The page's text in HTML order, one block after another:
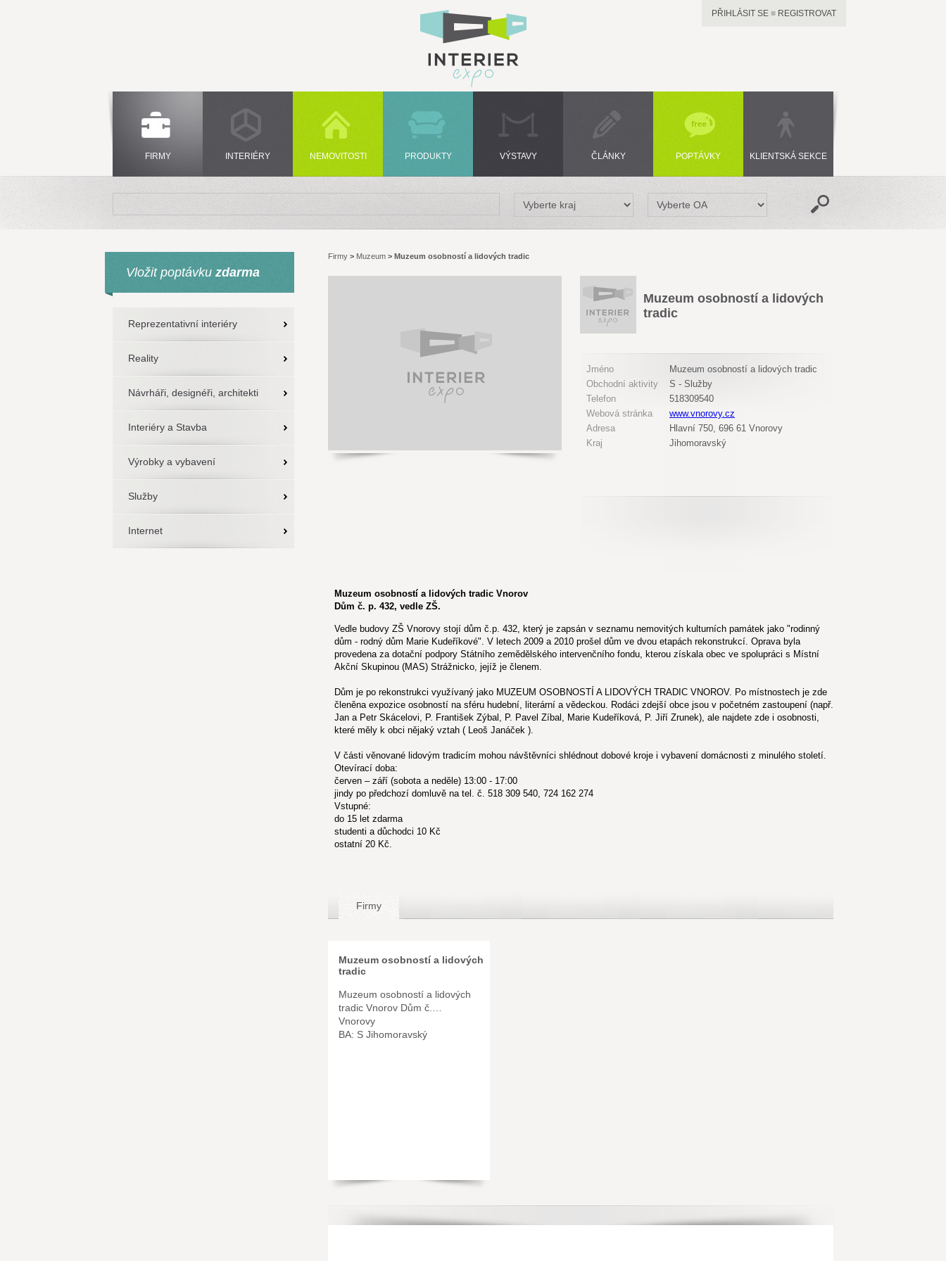
PŘIHLÁSIT SE ■ REGISTROVAT
FIRMY INTERIÉRY NEMOVITOSTI PRODUKTY VÝSTAVY ČLÁNKY POPTÁVKY KLIENTSKÁ SEKCE
Vložit poptávku zdarma
Reprezentativní interiéry
Reality
Návrháři, designéři, architekti
Interiéry a Stavba
Výrobky a vybavení
Služby
Internet
Firmy > Muzeum > Muzeum osobností a lidových tradic
Muzeum osobností a lidových
tradic
Jméno
Muzeum osobností a lidových tradic
Obchodní aktivity
S - Služby
Telefon
518309540
Webová stránka
www.vnorovy.cz
Adresa
Hlavní 750, 696 61 Vnorovy
Kraj
Jihomoravský
Muzeum osobností a lidových tradic Vnorov
Dům č. p. 432, vedle ZŠ.
Vedle budovy ZŠ Vnorovy stojí dům č.p. 432, který je zapsán v seznamu nemovitých kulturních památek jako "rodinný
dům - rodný dům Marie Kudeříkové". V letech 2009 a 2010 prošel dům ve dvou etapách rekonstrukcí. Oprava byla
provedena za dotační podpory Státního zemědělského intervenčního fondu, kterou získala obec ve spolupráci s Místní
Akční Skupinou (MAS) Strážnicko, jejíž je členem.
Dům je po rekonstrukci využívaný jako MUZEUM OSOBNOSTÍ A LIDOVÝCH TRADIC VNOROV. Po místnostech je zde
členěna expozice osobností na sféru hudební, literární a vědeckou. Rodáci zdejší obce jsou v početném zastoupení (např.
Jan a Petr Skácelovi, P. František Zýbal, P. Pavel Zíbal, Marie Kudeříková, P. Jiří Zrunek), ale najdete zde i osobnosti,
které měly k obci nějaký vztah ( Leoš Janáček ).
V části věnované lidovým tradicím mohou návštěvníci shlédnout dobové kroje i vybavení domácnosti z minulého století.
Otevírací doba:
červen – září (sobota a neděle) 13:00 - 17:00
jindy po předchozí domluvě na tel. č. 518 309 540, 724 162 274
Vstupné:
do 15 let zdarma
studenti a důchodci 10 Kč
ostatní 20 Kč.
Firmy
Muzeum osobností a lidových
tradic
Muzeum osobností a lidových
tradic Vnorov Dům č.…
Vnorovy
BA: S Jihomoravský